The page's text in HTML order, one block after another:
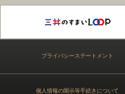
レジデンス Park Axis
プライバシーステートメント
個人情報の開示等手続きについて